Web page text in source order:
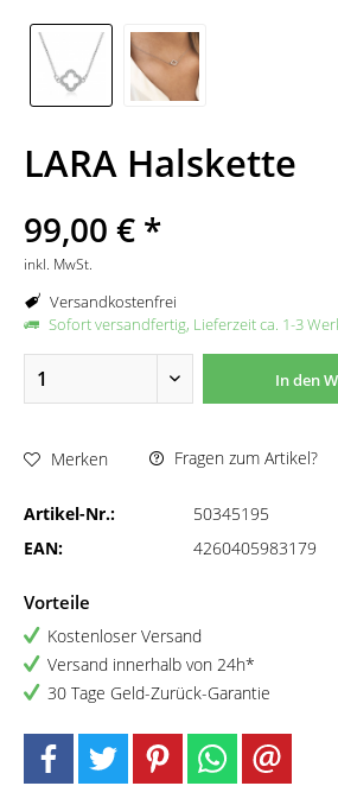
LARA Halskette
99,00 € *
inkl. MwSt.
Versandkostenfrei
Sofort versandfertig, Lieferzeit ca. 1-3
In den
Merken Fragen zum Artikel?
Artikel-Nr.:
50345195
EAN:
4260405983179
Vorteile
Kostenloser Versand
Versand innerhalb von 24h*
30 Tage Geld-Zurück-Garantie